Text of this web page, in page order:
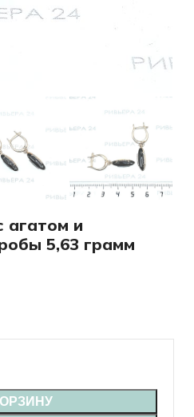
агатом и
5,63 грамм